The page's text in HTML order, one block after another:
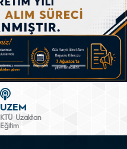
UZEM
KTÜ Uzaktan
Eğitim